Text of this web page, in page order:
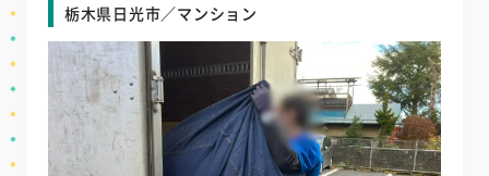
栃木県日光市／マンション